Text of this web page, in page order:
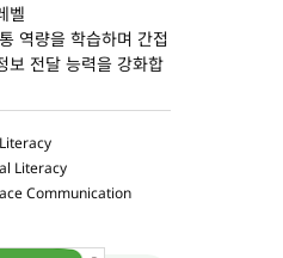
벨
역량을 학습하며 간접
보 전달 능력을 강화합
Literacy
Communication